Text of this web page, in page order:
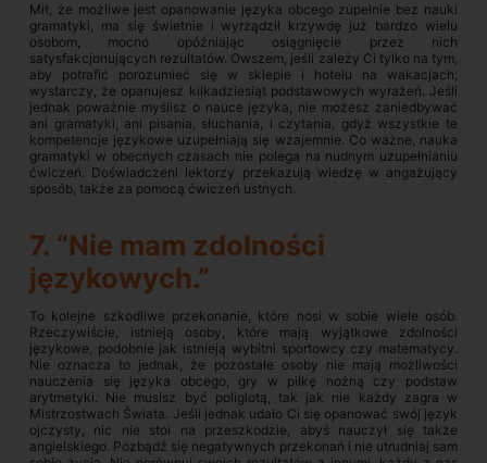
Mit, że możliwe jest opanowanie języka obcego zupełnie bez nauki
gramatyki, ma się świetnie i wyrządził krzywdę już bardzo wielu
osobom, mocno opóźniając osiągnięcie przez nich
satysfakcjonujących rezultatów. Owszem, jeśli zależy Ci tylko na tym,
aby potrafić porozumieć się w sklepie i hotelu na wakacjach,
wystarczy, że opanujesz kilkadziesiąt podstawowych wyrażeń. Jeśli
jednak poważnie myślisz o nauce języka, nie możesz zaniedbywać
ani gramatyki, ani pisania, słuchania, i czytania, gdyż wszystkie te
kompetencje językowe uzupełniają się wzajemnie. Co ważne, nauka
gramatyki w obecnych czasach nie polega na nudnym uzupełnianiu
ćwiczeń. Doświadczeni lektorzy przekazują wiedzę w angażujący
sposób, także za pomocą ćwiczeń ustnych.
7. “Nie mam zdolności
językowych.”
To kolejne szkodliwe przekonanie, które nosi w sobie wiele osób.
Rzeczywiście, istnieją osoby, które mają wyjątkowe zdolności
językowe, podobnie jak istnieją wybitni sportowcy czy matematycy.
Nie oznacza to jednak, że pozostałe osoby nie mają możliwości
nauczenia się języka obcego, gry w piłkę nożną czy podstaw
arytmetyki. Nie musisz być poliglotą, tak jak nie każdy zagra w
Mistrzostwach Świata. Jeśli jednak udało Ci się opanować swój język
ojczysty, nic nie stoi na przeszkodzie, abyś nauczył się także
angielskiego. Pozbądź się negatywnych przekonań i nie utrudniaj sam